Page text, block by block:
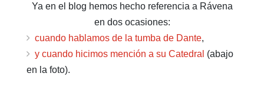
Ya en el blog hemos hecho referencia a Rávena
en dos ocasiones:
cuando hablamos de la tumba de Dante,
y cuando hicimos mención a su Catedral (abajo
en la foto).